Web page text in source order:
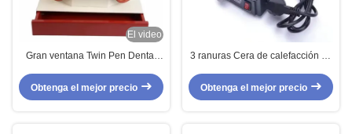
El video
Gran ventana Twin Pen Dental
laboratorio dental potente
Obtenga el mejor precio
3 ranuras Cera de calefacción de
de la olla 13.5x12.8x5.3cm
Obtenga el mejor precio